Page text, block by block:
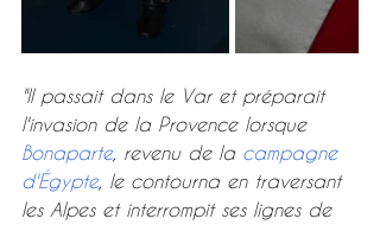
"Il passait dans le Var et préparait
l'invasion de la Provence lorsque
Bonaparte, revenu de la campagne
d'Égypte, le contourna en traversant
les Alpes et interrompit ses lignes de